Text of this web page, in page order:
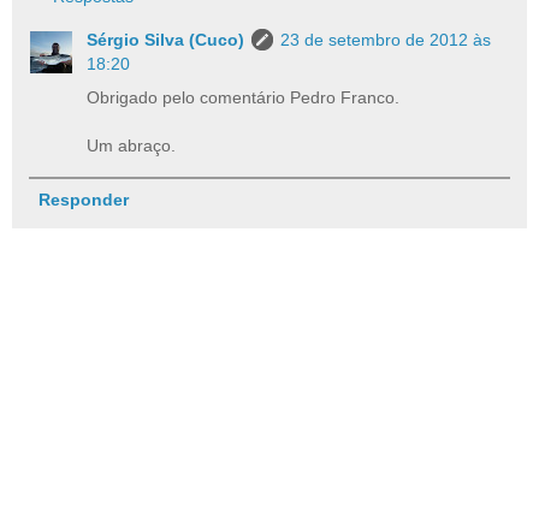
Sérgio Silva (Cuco)
23 de setembro de 2012 às
18:20
Obrigado pelo comentário Pedro Franco.
Um abraço.
Responder